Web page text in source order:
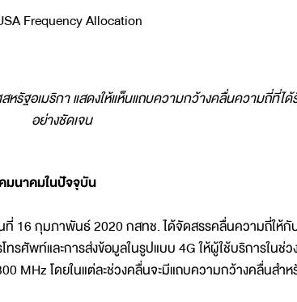
หรัฐอเมริกา แสดงให้แห็นแถบความกว้างคลื่นความถี่ที่ไ
อย่างชัดเจน
มนาคมในปัจจุบัน
16 กุมภาพันธ์ 2020 กสทช. ได้จัดสรรคลื่นความถี่ให้กั
ทรศัพท์และการส่งข้อมูลในรูปแบบ 4G ให้ผู้ใช้บริการในช่
MHz โดยในแต่ละช่วงคลื่นจะมีแถบความกว้างคลื่นสำห